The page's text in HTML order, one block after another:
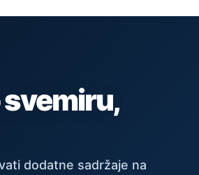
dodatne sadržaje na